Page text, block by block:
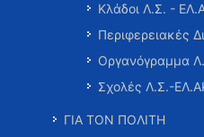
Κλάδοι Λ.Σ. -
Περιφερειακές
Οργανόγραμμα
Σχολές Λ.Σ.-
ΓΙΑ ΤΟΝ ΠΟΛΙΤΗ